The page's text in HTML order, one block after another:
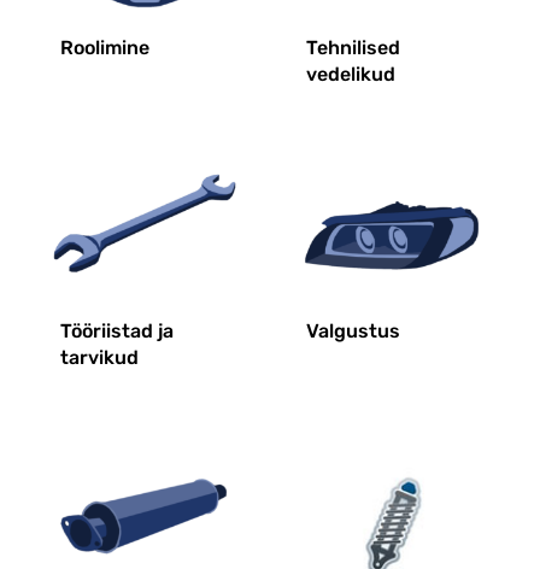
Roolimine
Tehnilised
vedelikud
Tööriistad ja
tarvikud
Valgustus